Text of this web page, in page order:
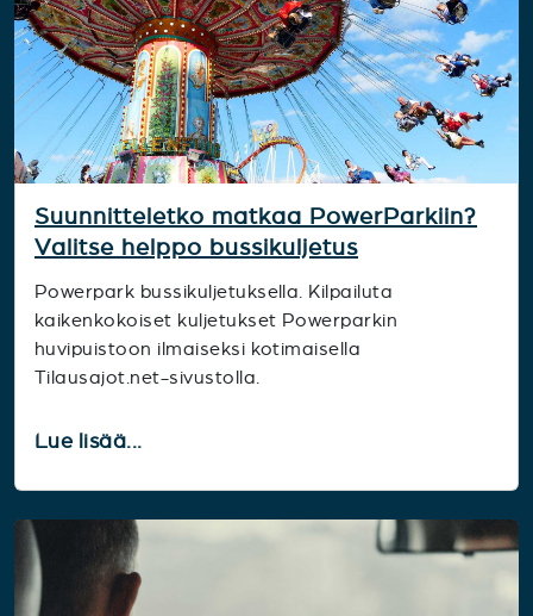
Suunnitteletko matkaa PowerParkiin?
Valitse helppo bussikuljetus
Powerpark bussikuljetuksella. Kilpailuta
kaikenkokoiset kuljetukset Powerparkin
huvipuistoon ilmaiseksi kotimaisella
Tilausajot.net-sivustolla.
Lue lisää...